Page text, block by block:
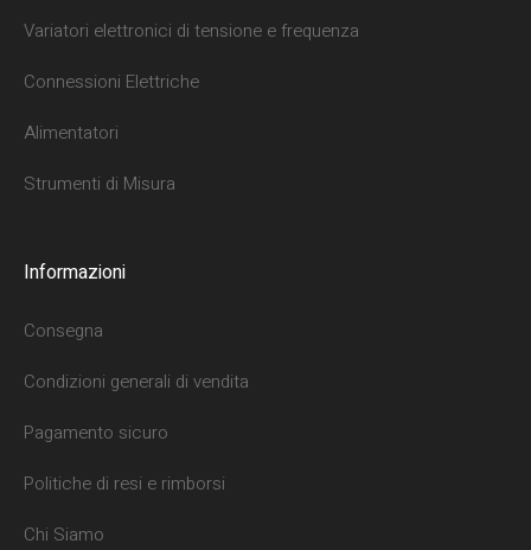
Variatori elettronici di tensione e frequenza
Connessioni Elettriche
Alimentatori
Strumenti di Misura
Informazioni
Consegna
Condizioni generali di vendita
Pagamento sicuro
Politiche di resi e rimborsi
Chi Siamo